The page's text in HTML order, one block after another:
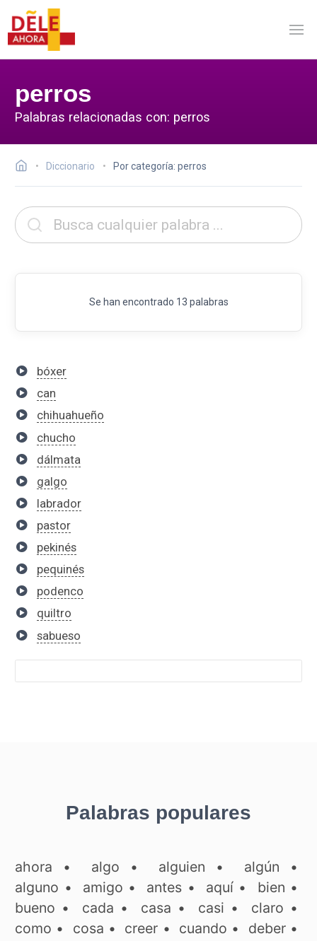
perros
Palabras relacionadas con: perros
Diccionario Por categoría: perros
Se han encontrado 13 palabras
bóxer
can
chihuahueño
chucho
dálmata
galgo
labrador
pastor
pekinés
pequinés
podenco
quiltro
sabueso
Palabras populares
ahora • algo • alguien • algún •
alguno • amigo • antes • aquí• bien •
bueno • cada • casa • casi • claro •
como • cosa • creer • cuando • deber•